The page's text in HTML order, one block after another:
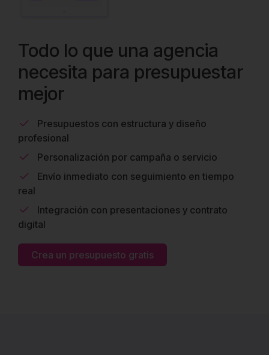
Todo lo que una agencia
necesita para presupuestar
mejor
Presupuestos con estructura y diseño
profesional
Personalización por campaña o servicio
Envío inmediato con seguimiento en tiempo
real
Integración con presentaciones y contrato
digital
Crea un presupuesto gratis